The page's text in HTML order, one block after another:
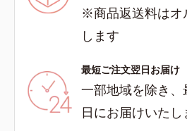
※商品返送料はオ
します
最短ご注文翌日お届け
一部地域を除き
日にお届けいたし